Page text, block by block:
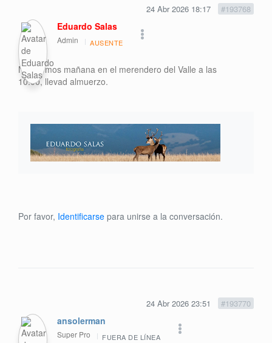
24 Abr 2026 18:17 #193768
Eduardo Salas
Admin AUSENTE
Nos vemos mañana en el merendero del Valle a las
10:00, llevad almuerzo.
Por favor, Identificarse para unirse a la conversación.
24 Abr 2026 23:51 #193770
ansolerman
Super Pro FUERA DE LÍNEA